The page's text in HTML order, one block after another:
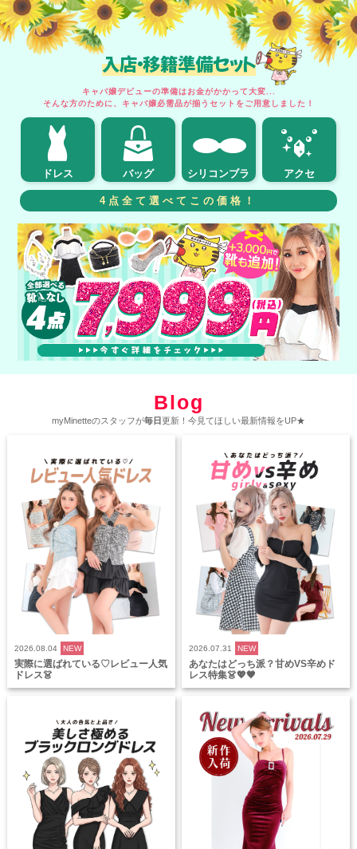
入店・移籍準備セット
キャバ嬢デビューの準備はお金がかかって大変...
そんな方のために、キャバ嬢必需品が揃うセットをご用意しました！
ドレス バッグ シリコンブラ アクセ
4点全て選べてこの価格！
Blog
myMinetteのスタッフが毎日 更新！今見てほしい最新情報をUP★
2026.08.04 NEW
実際に選ばれている♡レビュー人気
ドレス👗
2026.07.31 NEW
あなたはどっち派？甘めVS辛めド
レス特集👗💖🖤